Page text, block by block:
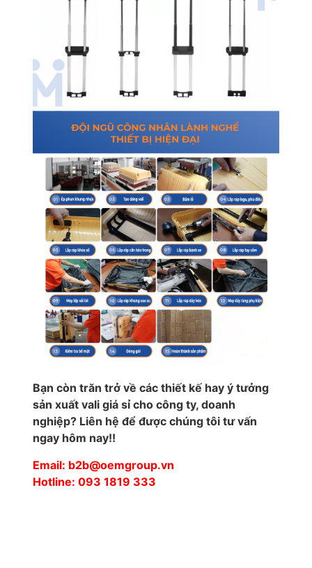
Bạn còn trăn trở về các thiết kế hay ý tưởng
sản xuất vali giá sỉ cho công ty, doanh
nghiệp? Liên hệ để được chúng tôi tư vấn
ngay hôm nay!!
Email: b2b@oemgroup.vn
Hotline: 093 1819 333